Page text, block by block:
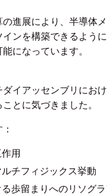
進展により、半導体
ンを構築できるよう
になっています。
イアッセンブリにお
とに気づきました。
用
チフィジックス挙動
歩留まりへのリソグ